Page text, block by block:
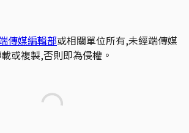
傳媒編輯部或相關單位所有,未經端傳媒
或複製,否則即為侵權。